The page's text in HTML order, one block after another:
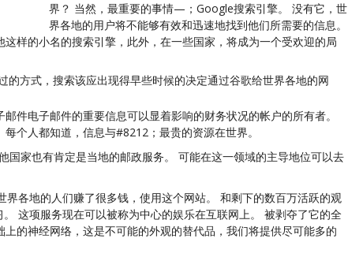
界？ 当然，最重要的事情—；Google搜索引擎。 没有它，世
界各地的用户将不能够有效和迅速地找到他们所需要的信息。
样的小名的搜索引擎，此外，在一些国家，将成为一个受欢迎的局
方式，搜索该应出现得早些时候的决定通过谷歌给世界各地的网
件电子邮件的重要信息可以显着影响的财务状况的帐户的所有者。
个人都知道，信息与#8212；最贵的资源在世界。
家也有肯定是当地的邮政服务。 可能在这一领域的主导地位可以去
各地的人们赚了很多钱，使用这个网站。 和剩下的数百万活跃的观
这项服务现在可以被称为中心的娱乐在互联网上。 被剥夺了它的全
的神经网络，这是不可能的外观的替代品，我们将提供尽可能多的